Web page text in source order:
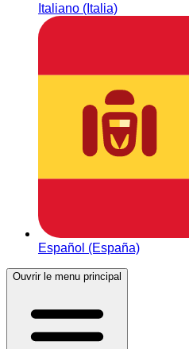
Italiano (Italia)
Español (España)
Ouvrir le menu principal